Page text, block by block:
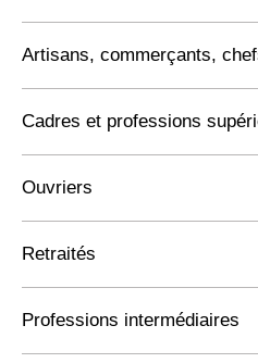
Artisans, commerçants,
Cadres et professions
Ouvriers
Retraités
Professions intermédiaires